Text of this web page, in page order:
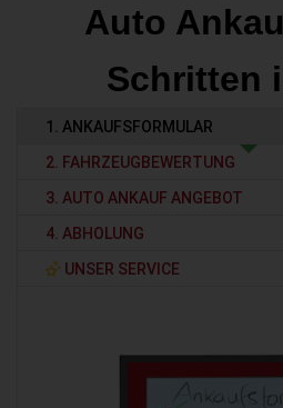
Auto
Schritten
1. ANKAUFSFORMULAR
2. FAHRZEUGBEWERTUNG
3. AUTO ANKAUF ANGEBOT
4. ABHOLUNG
UNSER SERVICE